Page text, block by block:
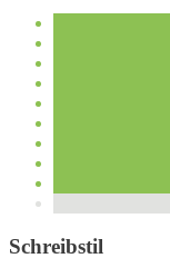
Schreibstil